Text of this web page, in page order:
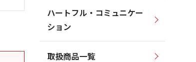
ハートフル・コミュニケー
ション
取扱商品一覧